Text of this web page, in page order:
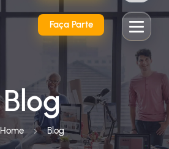
Faça Parte
Blog
Home Blog